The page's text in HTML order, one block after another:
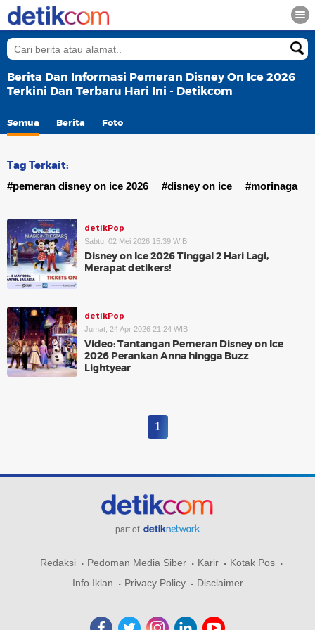
Berita Dan Informasi Pemeran Disney On Ice 2026
Terkini Dan Terbaru Hari Ini - Detikcom
Semua Berita Foto
Tag Terkait:
#pemeran disney on ice 2026 #disney on ice #morinaga
detikPop
Sabtu, 02 Mei 2026 15:39 WIB
Disney on Ice 2026 Tinggal 2 Hari Lagi,
Merapat detikers!
detikPop
Jumat, 24 Apr 2026 21:24 WIB
Video: Tantangan Pemeran Disney on Ice
2026 Perankan Anna hingga Buzz
Lightyear
1
part of
Redaksi Pedoman Media Siber Karir
Kotak Pos
Info Iklan
Privacy Policy Disclaimer